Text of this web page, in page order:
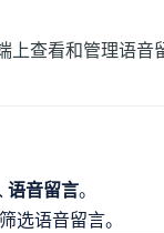
上查看和管理语音
语音留言。
选语音留言。